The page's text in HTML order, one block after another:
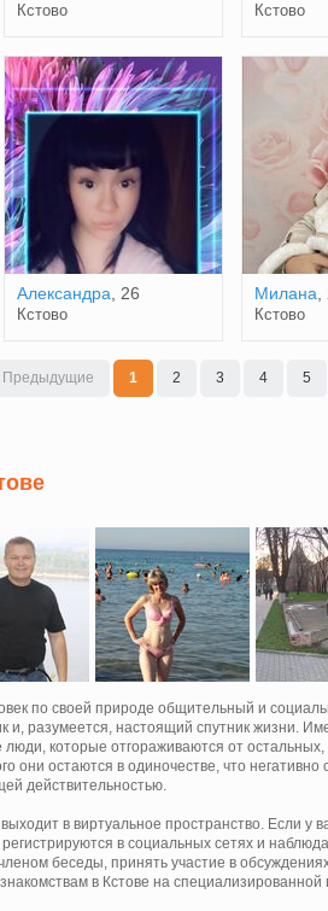
Кстово Кстово
Александра , 26
Кстово
Милана
Кстово
Предыдущие 1 2 3 4 5
по своей природе общительный и
и, разумеется, настоящий спутник жизни.
которые отгораживаются от
они остаются в одиночестве, что
действительностью.
в виртуальное пространство. Если у
в социальных сетях и
беседы, принять участие в
в Кстове на